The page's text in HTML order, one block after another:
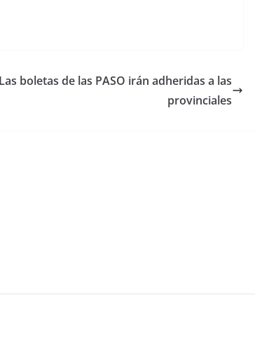
Las boletas de las PASO irán adheridas a las
provinciales